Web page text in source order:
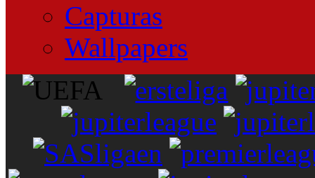
Capturas
Wallpapers